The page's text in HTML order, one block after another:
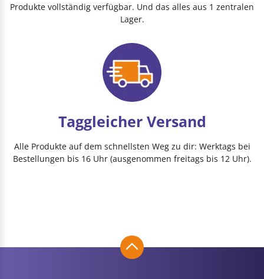
Produkte vollständig verfügbar. Und das alles aus 1 zentralen
Lager.
Taggleicher Versand
Alle Produkte auf dem schnellsten Weg zu dir: Werktags bei
Bestellungen bis 16 Uhr (ausgenommen freitags bis 12 Uhr).